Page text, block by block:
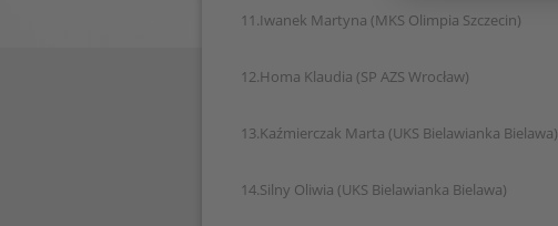
11.Iwanek Martyna (MKS Olimpia Szczecin)
12.Homa Klaudia (SP AZS Wrocław)
13.Kaźmierczak Marta (UKS Bielawianka Bielawa)
14.Silny Oliwia (UKS Bielawianka Bielawa)